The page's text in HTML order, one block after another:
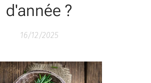
d'année ?
16/12/2025